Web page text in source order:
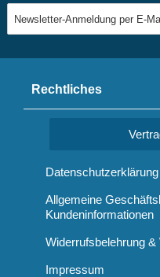
Rechtliches
Datenschutzerklärung
Allgemeine
Kundeninformationen
Widerrufsbelehrung
Impressum